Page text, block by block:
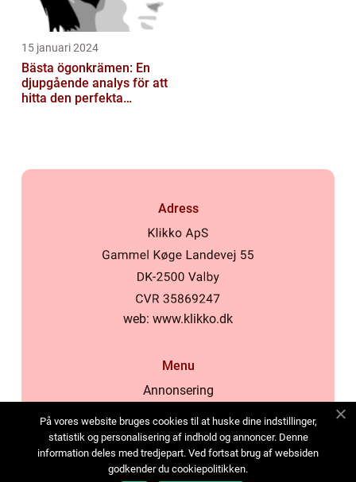
15 januari 2024
Bästa ögonkrämen: En
djupgående analys för att
hitta den perfekta
Adress
web: www.klikko.dk
Menu
Annonsering
Cookies
Kontakta oss
Sitemap
På vores website bruges cookies til at huske dine indstillinger,
statistik og personalisering af indhold og annoncer. Denne
information deles med tredjepart. Ved fortsat brug af websiden
godkender du cookiepolitikken.